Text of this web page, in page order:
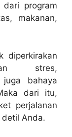
program
makanan,
diperkirakan
stres,
juga bahaya
dari itu,
perjalanan
Anda.